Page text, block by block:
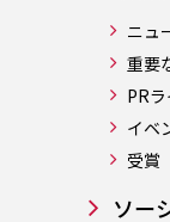
ニュ
重要
PR
イベ
受賞
ソー